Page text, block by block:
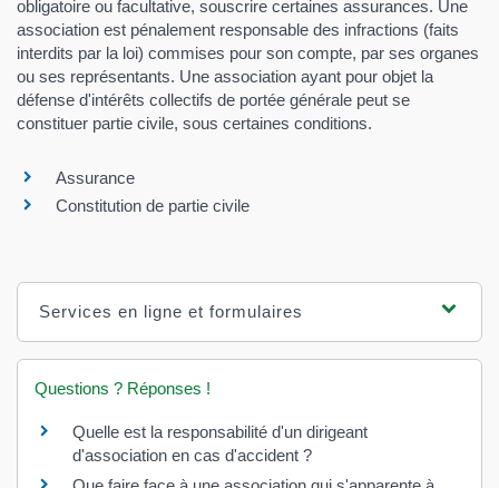
obligatoire ou facultative, souscrire certaines assurances. Une
association est pénalement responsable des infractions (faits
interdits par la loi) commises pour son compte, par ses organes
ou ses représentants. Une association ayant pour objet la
défense d'intérêts collectifs de portée générale peut se
constituer partie civile, sous certaines conditions.
Assurance
Constitution de partie civile
Services en ligne et formulaires
Questions ? Réponses !
Quelle est la responsabilité d'un dirigeant
d'association en cas d'accident ?